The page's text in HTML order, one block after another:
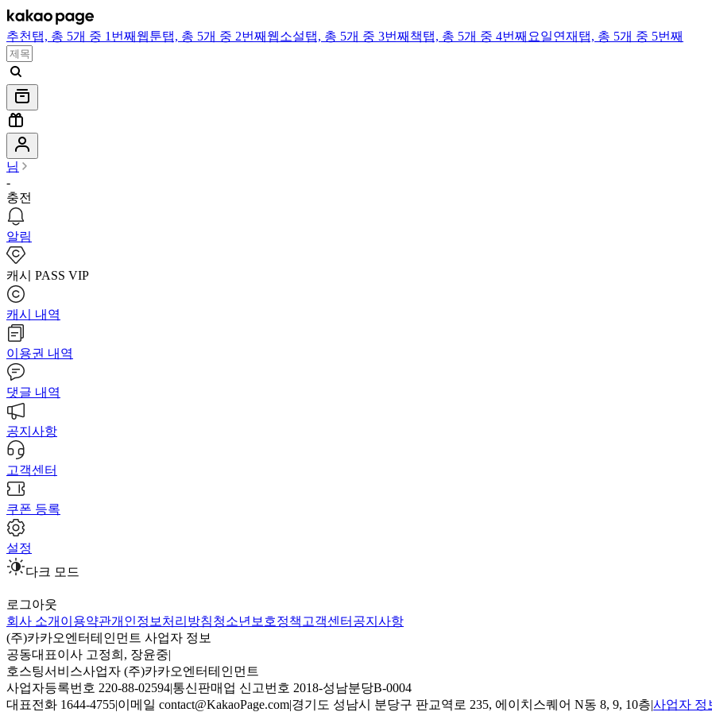
추천 탭, 총 5개 중 1번째 웹툰탭, 총 5개 중 2번째 웹소설탭, 총 5개 중 3번째 책탭, 총 5개 중 4번째 요일연재 탭, 총 5개 중 5번째
님
-
충전
알림
캐시 PASS VIP
캐시 내역
이용권 내역
댓글 내역
공지사항
고객센터
쿠폰 등록
설정
다크 모드
로그아웃
회사 소개 이용약관개인정보처리방침청소년보호정책 고객센터 공지사항
(주)카카오엔터테인먼트 사업자 정보
공동대표이사 고정희, 장윤중|
호스팅서비스사업자 (주)카카오엔터테인먼트
사업자등록번호 220-88-02594|통신판매업 신고번호 2018-성남분당B-0004
대표전화 1644-4755|이메일 contact@KakaoPage.com|경기도 성남시 분당구 판교역로 235, 에이치스퀘어 N동 8, 9, 10층|사업자 정